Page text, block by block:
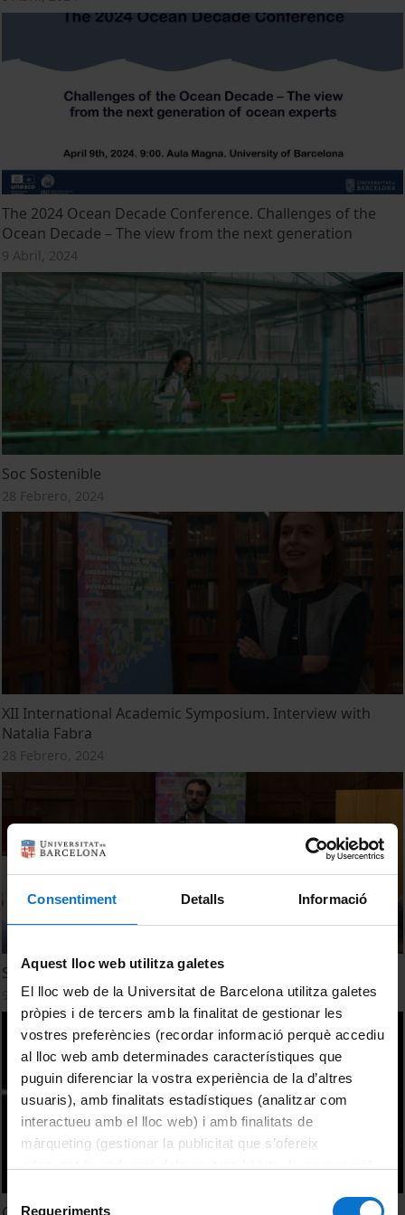
Consentiment Detalls Informació
Aquest lloc web utilitza galetes
El lloc web de la Universitat de Barcelona utilitza galetes
pròpies i de tercers amb la finalitat de gestionar les
vostres preferències (recordar informació perquè accediu
al lloc web amb determinades característiques que
puguin diferenciar la vostra experiència de la d’altres
usuaris), amb finalitats estadístiques (analitzar com
interactueu amb el lloc web) i amb finalitats de
màrqueting (gestionar la publicitat que s’ofereix
consultar laPolítica de galetes del lloc web de la
Selecció
Requeriments
The 2024 Ocean Decade Conference. Challenges of the
Ocean Decade – The view from the next generation
9 Abril, 2024
Soc Sostenible
28 Febrero, 2024
XII International Academic Symposium. Interview with
Natalia Fabra
28 Febrero, 2024
Sustainable Innovations
9 Febrero, 2024